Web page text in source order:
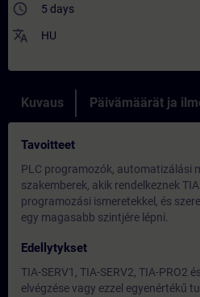
access_time 5 days
translate HU
Kuvaus Päivämäärät ja
Tavoitteet
PLC programozók, automatizálási
szakemberek, akik rendelkeznek
programozási ismeretekkel, és
egy magasabb szintjére lépni.
Edellytykset
TIA-SERV1, TIA-SERV2, TIA-PRO2
elvégzése vagy ezzel egyenértékű